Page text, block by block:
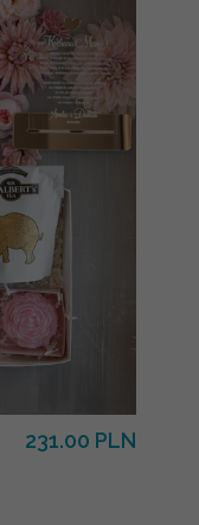
231.00 PLN